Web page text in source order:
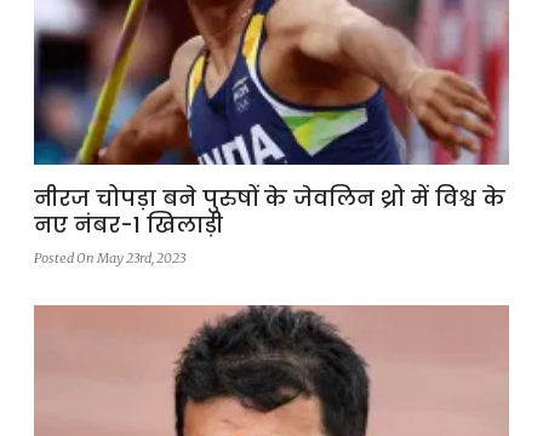
नीरज चोपड़ा बने पुरुषों के जेवलिन थ्रो में विश्व के
नए नंबर-1 खिलाड़ी
Posted On May 23rd, 2023